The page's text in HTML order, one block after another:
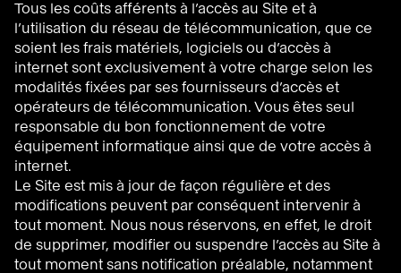
Tous les coûts afférents à l’accès au Site et à
l’utilisation du réseau de télécommunication, que ce
soient les frais matériels, logiciels ou d’accès à
internet sont exclusivement à votre charge selon les
modalités fixées par ses fournisseurs d’accès et
opérateurs de télécommunication. Vous êtes seul
responsable du bon fonctionnement de votre
équipement informatique ainsi que de votre accès à
internet.
Le Site est mis à jour de façon régulière et des
modifications peuvent par conséquent intervenir à
tout moment. Nous nous réservons, en effet, le droit
de supprimer, modifier ou suspendre l’accès au Site à
tout moment sans notification préalable, notamment